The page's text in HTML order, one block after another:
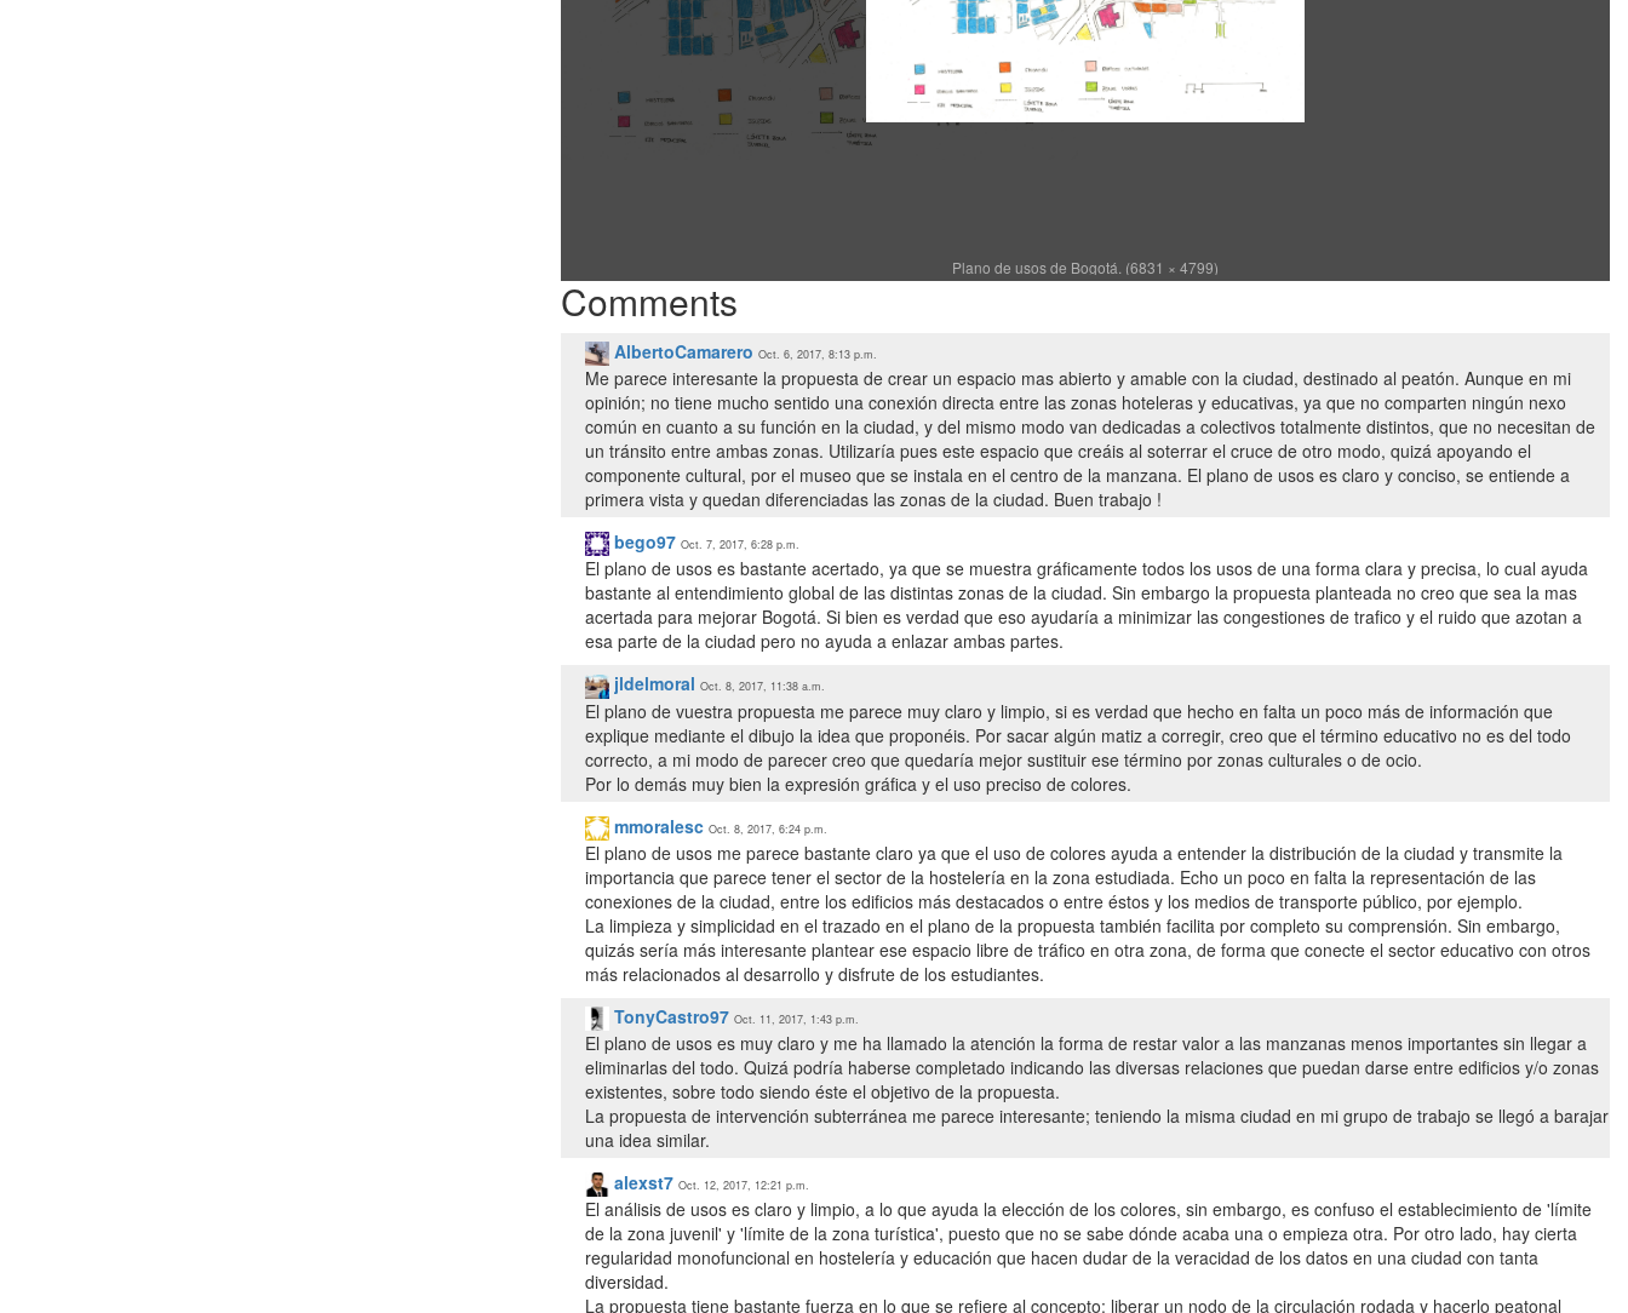
Plano de usos de Bogotá. (6831 × 4799)
Comments
AlbertoCamarero Oct. 6, 2017, 8:13 p.m.
Me parece interesante la propuesta de crear un espacio mas abierto y amable con la ciudad, destinado al peatón. Aunque en mi
opinión; no tiene mucho sentido una conexión directa entre las zonas hoteleras y educativas, ya que no comparten ningún nexo
común en cuanto a su función en la ciudad, y del mismo modo van dedicadas a colectivos totalmente distintos, que no necesitan de
un tránsito entre ambas zonas. Utilizaría pues este espacio que creáis al soterrar el cruce de otro modo, quizá apoyando el
componente cultural, por el museo que se instala en el centro de la manzana. El plano de usos es claro y conciso, se entiende a
primera vista y quedan diferenciadas las zonas de la ciudad. Buen trabajo !
bego97 Oct. 7, 2017, 6:28 p.m.
El plano de usos es bastante acertado, ya que se muestra gráficamente todos los usos de una forma clara y precisa, lo cual ayuda
bastante al entendimiento global de las distintas zonas de la ciudad. Sin embargo la propuesta planteada no creo que sea la mas
acertada para mejorar Bogotá. Si bien es verdad que eso ayudaría a minimizar las congestiones de trafico y el ruido que azotan a
esa parte de la ciudad pero no ayuda a enlazar ambas partes.
jldelmoral Oct. 8, 2017, 11:38 a.m.
El plano de vuestra propuesta me parece muy claro y limpio, si es verdad que hecho en falta un poco más de información que
explique mediante el dibujo la idea que proponéis. Por sacar algún matiz a corregir, creo que el término educativo no es del todo
correcto, a mi modo de parecer creo que quedaría mejor sustituir ese término por zonas culturales o de ocio.
Por lo demás muy bien la expresión gráfica y el uso preciso de colores.
mmoralesc Oct. 8, 2017, 6:24 p.m.
El plano de usos me parece bastante claro ya que el uso de colores ayuda a entender la distribución de la ciudad y transmite la
importancia que parece tener el sector de la hostelería en la zona estudiada. Echo un poco en falta la representación de las
conexiones de la ciudad, entre los edificios más destacados o entre éstos y los medios de transporte público, por ejemplo.
La limpieza y simplicidad en el trazado en el plano de la propuesta también facilita por completo su comprensión. Sin embargo,
quizás sería más interesante plantear ese espacio libre de tráfico en otra zona, de forma que conecte el sector educativo con otros
más relacionados al desarrollo y disfrute de los estudiantes.
TonyCastro97 Oct. 11, 2017, 1:43 p.m.
El plano de usos es muy claro y me ha llamado la atención la forma de restar valor a las manzanas menos importantes sin llegar a
eliminarlas del todo. Quizá podría haberse completado indicando las diversas relaciones que puedan darse entre edificios y/o zonas
existentes, sobre todo siendo éste el objetivo de la propuesta.
La propuesta de intervención subterránea me parece interesante; teniendo la misma ciudad en mi grupo de trabajo se llegó a barajar
una idea similar.
alexst7 Oct. 12, 2017, 12:21 p.m.
El análisis de usos es claro y limpio, a lo que ayuda la elección de los colores, sin embargo, es confuso el establecimiento de 'límite
de la zona juvenil' y 'límite de la zona turística', puesto que no se sabe dónde acaba una o empieza otra. Por otro lado, hay cierta
regularidad monofuncional en hostelería y educación que hacen dudar de la veracidad de los datos en una ciudad con tanta
diversidad.
La propuesta tiene bastante fuerza en lo que se refiere al concepto: liberar un nodo de la circulación rodada y hacerlo peatonal